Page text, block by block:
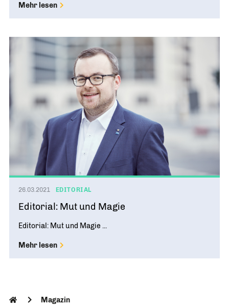
Mehr lesen
26.03.2021 EDITORIAL
Editorial: Mut und Magie
Editorial: Mut und Magie ...
Mehr lesen
Magazin